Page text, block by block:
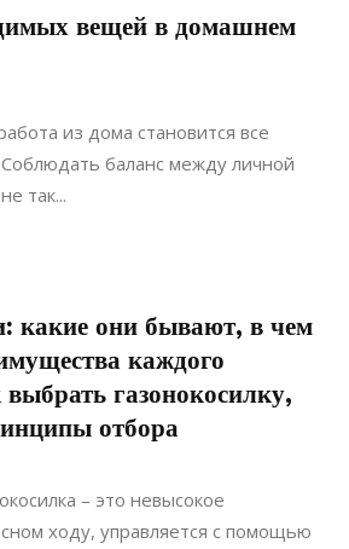
вещей в домашнем
из дома становится все
баланс между личной
так...
какие они бывают, в чем
каждого
газонокосилку,
отбора
– это невысокое
ходу, управляется с помощью